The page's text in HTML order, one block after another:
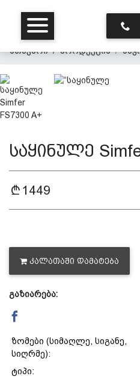
მთავარი
ჩვენ შესახებ
პერსონალურ მონაცემთა
დაცვის პოლიტიკა
მიწოდების პირობები
საკონტაქტო ინფორმაცია
მთავარი პროდუქცია
საყინულე
1449
ᲙᲐᲚᲐᲗᲐᲨᲘ ᲓᲐᲛᲐᲢᲔᲑᲐ
გაზიარება:
ზომები (სიმაღლე, სიგანე,
სიღრმე):
ტიპი: